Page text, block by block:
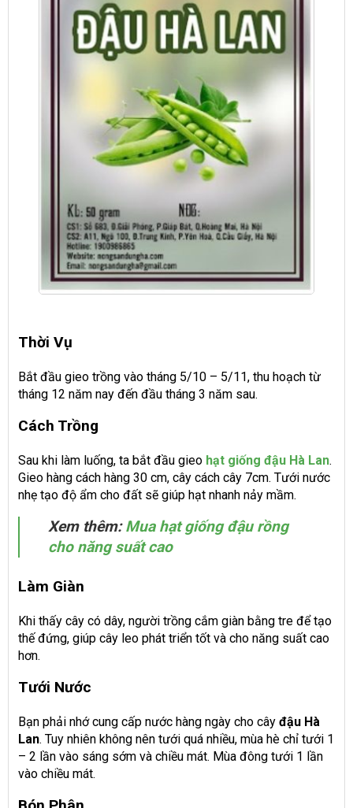
Thời Vụ
Bắt đầu gieo trồng vào tháng 5/10 – 5/11, thu hoạch từ
tháng 12 năm nay đến đầu tháng 3 năm sau.
Cách Trồng
Sau khi làm luống, ta bắt đầu gieo hạt giống đậu Hà Lan.
Gieo hàng cách hàng 30 cm, cây cách cây 7cm. Tưới nước
nhẹ tạo độ ẩm cho đất sẽ giúp hạt nhanh nảy mầm.
Xem thêm:Mua hạt giống đậu rồng
cho năng suất cao
Làm Giàn
Khi thấy cây có dây, người trồng cắm giàn bằng tre để tạo
thế đứng, giúp cây leo phát triển tốt và cho năng suất cao
hơn.
Tưới Nước
Bạn phải nhớ cung cấp nước hàng ngày cho cây đậu Hà
Lan. Tuy nhiên không nên tưới quá nhiều, mùa hè chỉ tưới 1
– 2 lần vào sáng sớm và chiều mát. Mùa đông tưới 1 lần
vào chiều mát.